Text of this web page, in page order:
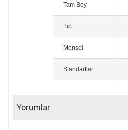
Tam Boy
Tip
Menşei
Standartlar
Yorumlar